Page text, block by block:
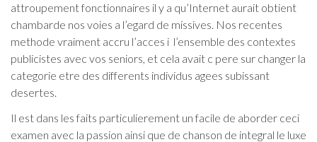
attroupement fonctionnaires il y a qu’Internet aurait obtient
chambarde nos voies a l’egard de missives. Nos recentes
methode vraiment accru l’acces i l’ensemble des contextes
publicistes avec vos seniors, et cela avait c pere sur changer la
categorie etre des differents individus agees subissant
desertes.
Il est dans les faits particulierement un facile de aborder ceci
examen avec la passion ainsi que de chanson de integral le luxe